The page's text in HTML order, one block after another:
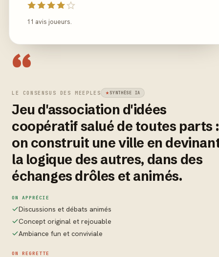
11 avis joueurs.
“
LE CONSENSUS DES MEEPLES SYNTHÈSE IA
Jeu d'association d'idées
coopératif salué de toutes parts :
on construit une ville en
la logique des autres, dans des
échanges drôles et animés.
ON APPRÉCIE
Discussions et débats animés
Concept original et rejouable
Ambiance fun et conviviale
ON REGRETTE